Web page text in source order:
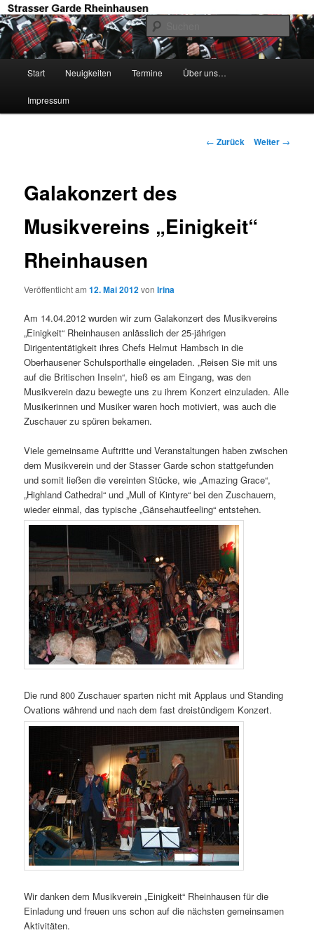
Zum
Inhalt
wechseln
Strasser Garde Rheinhausen
Willkommen auf der Web-Präsenz der Strasser Garde Rheinhausen
Start Neuigkeiten Termine Über uns…
Impressum
Beitrags-
← Zurück Weiter →
Galakonzert des
Musikvereins „Einigkeit“
Rheinhausen
Veröffentlicht am12. Mai 2012vonIrina
Am 14.04.2012 wurden wir zum Galakonzert des Musikvereins
„Einigkeit“ Rheinhausen anlässlich der 25-jährigen
Dirigententätigkeit ihres Chefs Helmut Hambsch in die
Oberhausener Schulsporthalle eingeladen. „Reisen Sie mit uns
auf die Britischen Inseln“, hieß es am Eingang, was den
Musikverein dazu bewegte uns zu ihrem Konzert einzuladen. Alle
Musikerinnen und Musiker waren hoch motiviert, was auch die
Zuschauer zu spüren bekamen.
Viele gemeinsame Auftritte und Veranstaltungen haben zwischen
dem Musikverein und der Stasser Garde schon stattgefunden
und somit ließen die vereinten Stücke, wie „Amazing Grace“,
„Highland Cathedral“ und „Mull of Kintyre“ bei den Zuschauern,
wieder einmal, das typische „Gänsehautfeeling“ entstehen.
Die rund 800 Zuschauer sparten nicht mit Applaus und Standing
Ovations während und nach dem fast dreistündigem Konzert.
Wir danken dem Musikverein „Einigkeit“ Rheinhausen für die
Einladung und freuen uns schon auf die nächsten gemeinsamen
Aktivitäten.